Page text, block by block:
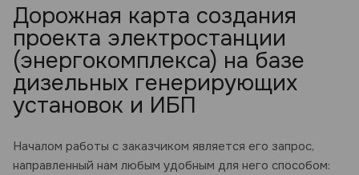
Дорожная карта создания
проекта электростанции
(энергокомплекса) на базе
дизельных генерирующих
установок и ИБП
Началом работы с заказчиком является его запрос,
направленный нам любым удобным для него способом: